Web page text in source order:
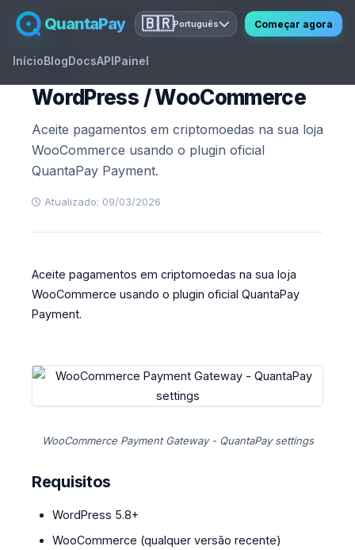
QuantaPay
InícioBlogDocsAPIPainel
🇧🇷Português Começar agora
Início Documentação Integrações WordPress / WooCommerce
GUIDE
WordPress / WooCommerce
Aceite pagamentos em criptomoedas na sua loja
WooCommerce usando o plugin oficial
QuantaPay Payment.
Atualizado: 09/03/2026
Aceite pagamentos em criptomoedas na sua loja
WooCommerce usando o plugin oficial QuantaPay
Payment.
WooCommerce Payment Gateway - QuantaPay settings
Requisitos
WordPress 5.8+
WooCommerce (qualquer versão recente)